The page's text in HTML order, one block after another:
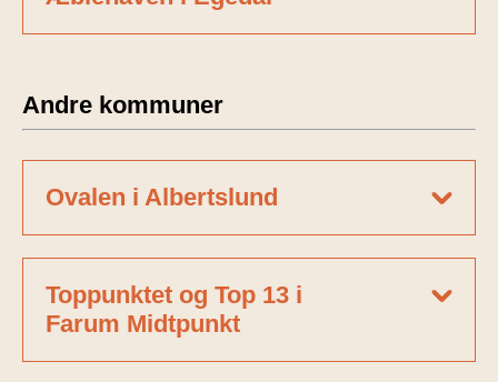
Andre kommuner
Ovalen i Albertslund
Toppunktet og Top 13 i
Farum Midtpunkt